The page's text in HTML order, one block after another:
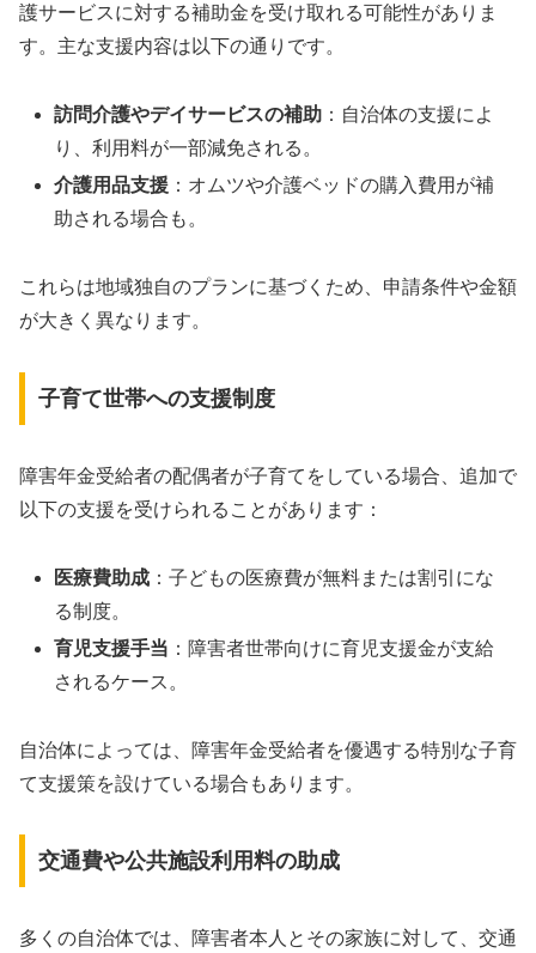
護サービスに対する補助金を受け取れる可能性がありま
す。主な支援内容は以下の通りです。
訪問介護やデイサービスの補助 ：自治体の支援によ
り、利用料が一部減免される。
介護用品支援 ：オムツや介護ベッドの購入費用が補
助される場合も。
これらは地域独自のプランに基づくため、申請条件や金額
が大きく異なります。
子育て世帯への支援制度
障害年金受給者の配偶者が子育てをしている場合、追加で
以下の支援を受けられることがあります：
医療費助成 ：子どもの医療費が無料または割引にな
る制度。
育児支援手当 ：障害者世帯向けに育児支援金が支給
されるケース。
自治体によっては、障害年金受給者を優遇する特別な子育
て支援策を設けている場合もあります。
交通費や公共施設利用料の助成
多くの自治体では、障害者本人とその家族に対して、交通